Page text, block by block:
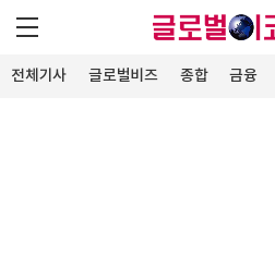
전체기사 글로벌비즈 종합 금융